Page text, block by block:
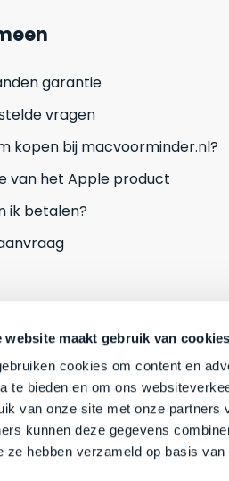
website maakt gebruik van cookies
cookies om content en
te bieden en om ons
van onze site met onze partners
kunnen deze gegevens
ze hebben verzameld op basis
garantie
vragen
kopen bij macvoorminder.nl?
van het Apple product
ik betalen?